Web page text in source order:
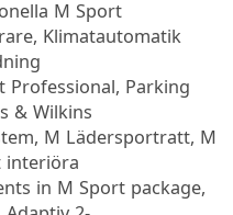
M Sport
Klimatautomatik
Professional, Parking
& Wilkins
M Lädersportratt, M
interiöra
in M Sport package,